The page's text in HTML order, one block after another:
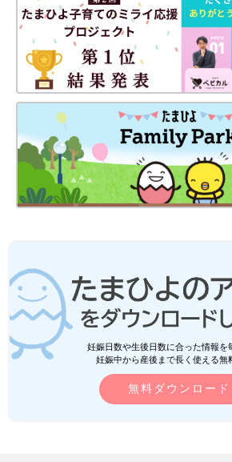
妊娠日数や生後日数に合った情報を
妊娠中から産後まで長く使える無
無料ダウンロード